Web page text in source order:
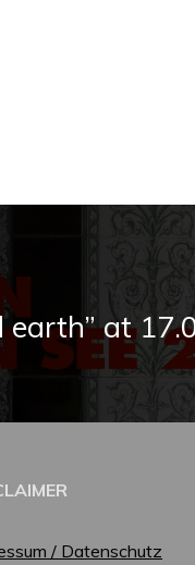
earth” at
/ Datenschutz